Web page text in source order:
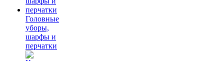
Головные
уборы,
шарфы и
перчатки